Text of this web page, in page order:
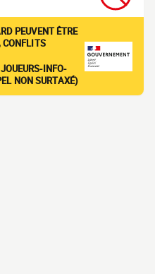
PEUVENT ÊTRE
CONFLITS
INFO-
NON SURTAXÉ)